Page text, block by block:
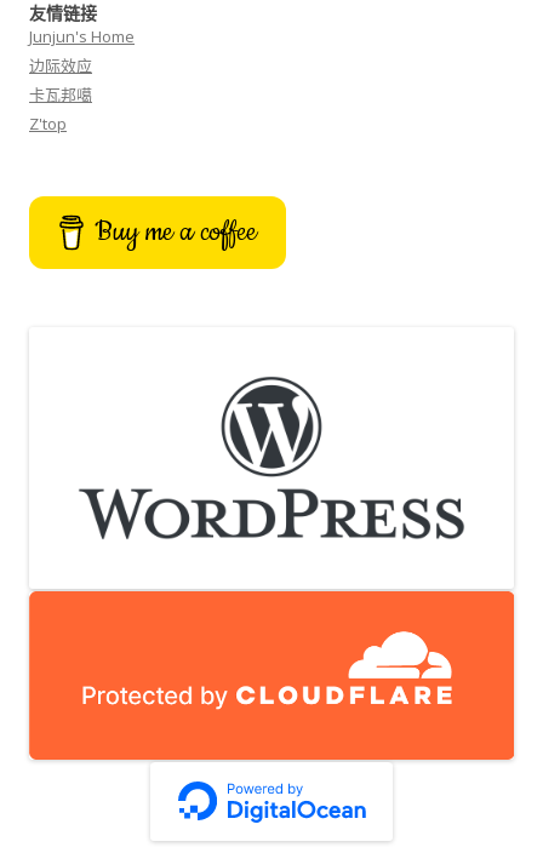
友情链接
Junjun's Home
边际效应
卡瓦邦噶
Z'top
Buy me a coffee